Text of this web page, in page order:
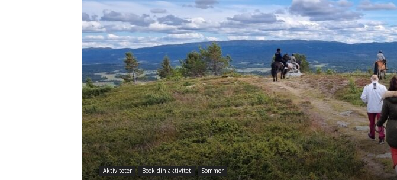
Aktiviteter Book din aktivitet Sommer